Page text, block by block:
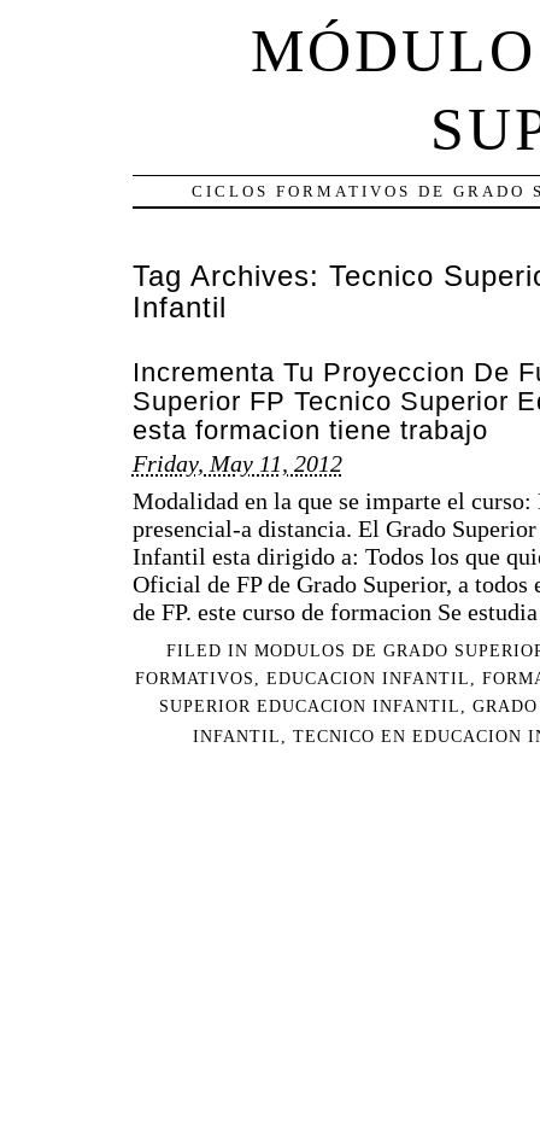
CICLOS FORMATIVOS DE GRADO
Tag Archives: Tecnico
Infantil
Incrementa Tu Proyeccion De
Superior FP Tecnico Superior
esta formacion tiene trabajo
Friday, May 11, 2012
Modalidad en la que se imparte el
presencial-a distancia. El Grado
Infantil esta dirigido a: Todos los que
Oficial de FP de Grado Superior, a
de FP. este curso de formacion Se
FILED INMODULOS DE GRADO
FORMATIVOS
EDUCACION INFANTIL
SUPERIOR EDUCACION INFANTIL
INFANTIL
TECNICO EN EDUCACION